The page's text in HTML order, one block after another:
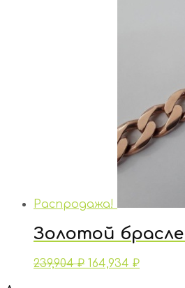
Распродажа!
Золотой
239,904₽ 164,934 ₽